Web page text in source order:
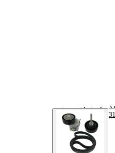
Lista
inversión/guía,
correa poli V